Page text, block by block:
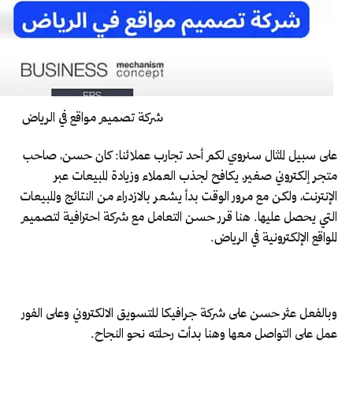
شركة تصميم مواقع في الرياض
على سبيل المثال سنروي لكم أحد تجارب عملائنا: كان حسن، صاحب
متجر إلكتروني صغير، يكافح لجذب العملاء وزيادة المبيعات عبر
الإنترنت، ولكن مع مرور الوقت بدأ يشعر بالازدراء من النتائج والمبيعات
التي يحصل عليها. هنا قرر حسن التعامل مع شركة احترافية لتصميم
المواقع الإلكترونية في الرياض.
وبالفعل عثر حسن على شركة جرافيكا للتسويق الالكتروني وعلى الفور
عمل على التواصل معها وهنا بدأت رحلته نحو النجاح.